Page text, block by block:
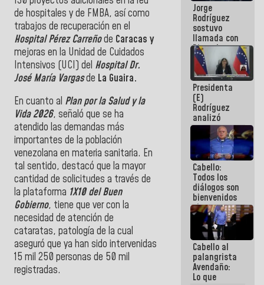
de hospitales y de FMBA, así como
trabajos de recuperación en el
Hospital Pérez Carreñode Caracas y
mejoras en la Unidad de Cuidados
Intensivos (UCI) del Hospital Dr.
José María Vargasde La Guaira.
En cuanto al Plan por la Salud y la
Vida 2026, señaló que se ha
atendido las demandas más
importantes de la población
venezolana en materia sanitaria. En
tal sentido, destacó que la mayor
cantidad de solicitudes a través de
la plataforma 1X10 del Buen
Gobierno, tiene que ver con la
necesidad de atención de
cataratas, patología de la cual
aseguró que ya han sido intervenidas
15 mil 250 personas de 50 mil
registradas.
públicos
Jorge
Rodríguez
sostuvo
llamada con
Dinorah
Figuera y
acuerdan
primer
encuentro
presencial
para el
diálogo
Presidenta
(E)
Rodríguez
analizó
junto a
gobernadores
planes de
recuperación
del Sistema
Eléctrico
Nacional
Cabello:
Todos los
diálogos son
bienvenidos
siempre que
estén en el
marco de la
Constitución
de la
República
Cabello al
palangrista
Avendaño:
Lo que